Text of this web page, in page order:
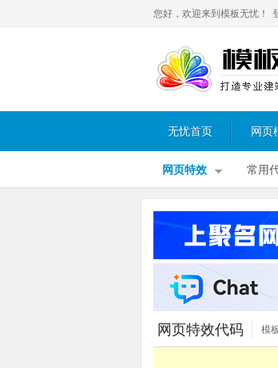
您好，欢迎来到模板无忧！
无忧首页 网页
网页特效 常用
网页特效代码 模